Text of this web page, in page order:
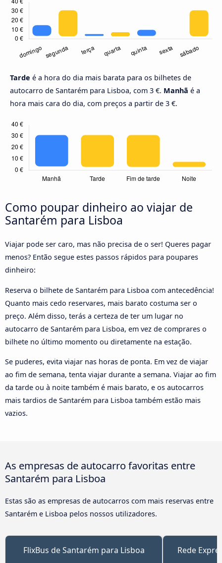
Tarde é a hora do dia mais barata para os bilhetes de
autocarro de Santarém para Lisboa, com 3 €. Manhã é a
hora mais cara do dia, com preços a partir de 3 €.
Como poupar dinheiro ao viajar de
Santarém para Lisboa
Viajar pode ser caro, mas não precisa de o ser! Queres pagar
menos? Então segue estes passos rápidos para poupares
dinheiro:
Reserva o bilhete de Santarém para Lisboa com antecedência!
Quanto mais cedo reservares, mais barato costuma ser o
preço. Além disso, terás a certeza de ter um lugar no
autocarro de Santarém para Lisboa, em vez de comprares o
bilhete no último momento ou diretamente na estação.
Se puderes, evita viajar nas horas de ponta. Em vez de viajar
ao fim de semana, tenta viajar durante a semana. Viajar ao fim
da tarde ou à noite também é mais barato, e os autocarros
mais tardios de Santarém para Lisboa também estão mais
vazios.
As empresas de autocarro favoritas entre
Santarém para Lisboa
Estas são as empresas de autocarros com mais reservas entre
Santarém e Lisboa pelos nossos utilizadores.
FlixBus de Santarém para Lisboa Rede